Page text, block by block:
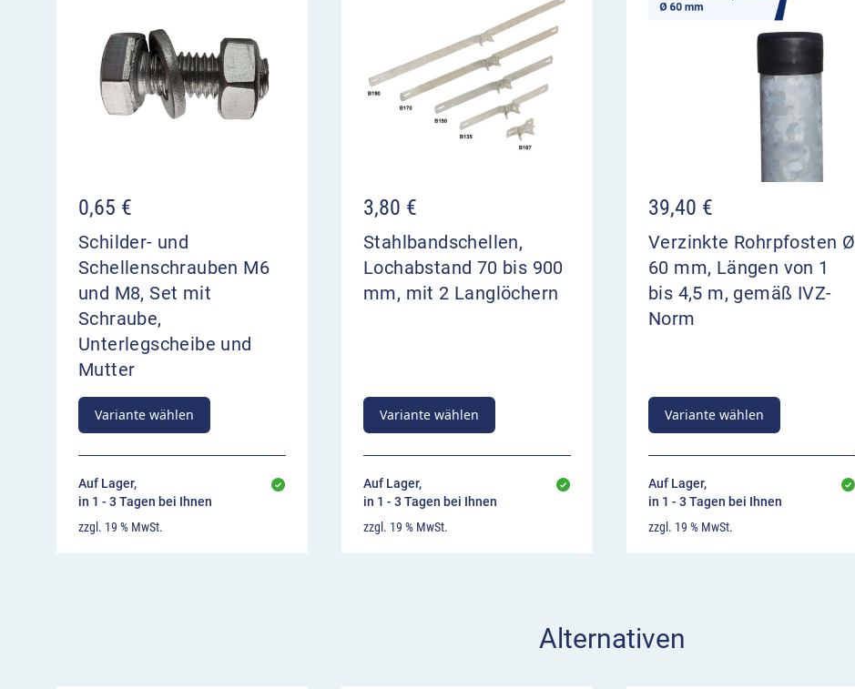
0,65 €
Schilder- und
Schellenschrauben M6
und M8, Set mit
Schraube,
Unterlegscheibe und
Mutter
Variante wählen
Auf Lager,
in 1 - 3 Tagen bei Ihnen
zzgl. 19 % MwSt.
3,80 €
Stahlbandschellen,
Lochabstand 70 bis 900
mm, mit 2 Langlöchern
Variante wählen
Auf Lager,
in 1 - 3 Tagen bei Ihnen
zzgl. 19 % MwSt.
39,40 €
Verzinkte Rohrpfosten Ø
60 mm, Längen von 1
bis 4,5 m, gemäß IVZ-
Norm
Variante wählen
Auf Lager,
in 1 - 3 Tagen bei Ihnen
zzgl. 19 % MwSt.
Alternativen